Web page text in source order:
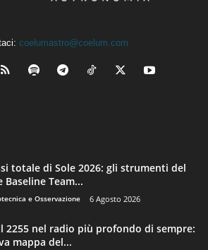
coelumastro@coelum.com
totale di Sole 2026: gli strumenti del
Baseline Team...
e Osservazione 6 Agosto 2026
2255 nel radio più profondo di sempre:
mappa del...